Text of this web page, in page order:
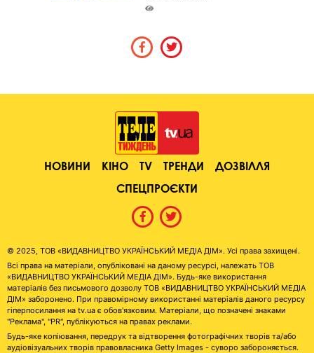
НОВИНИ КІНО TV ТРЕНДИ
ДОЗВІЛЛЯ
СПЕЦПРОЄКТИ
© 2025, ТОВ «ВИДАВНИЦТВО УКРАЇНСЬКИЙ МЕДІА ДІМ». Усі права захищені.
Всі права на матеріали, опубліковані на даному ресурсі, належать ТОВ
«ВИДАВНИЦТВО УКРАЇНСЬКИЙ МЕДІА ДІМ». Будь-яке використання
матеріалів без письмового дозволу ТОВ «ВИДАВНИЦТВО УКРАЇНСЬКИЙ МЕДІА
ДІМ» заборонено. При правомірному використанні матеріалів даного ресурсу
гіперпосилання на tv.ua є обов'язковим. Матеріали, що позначені знаками
"Реклама", "PR", публікуються на правах реклами.
Будь-яке копіювання, передрук та відтворення фотографічних творів та/або
аудіовізуальних творів правовласника Getty Images - суворо забороняється.